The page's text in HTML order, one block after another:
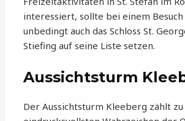
interessiert, sollte bei einem Besuch
unbedingt auch das Schloss St.
Stiefing auf seine Liste setzen.
Aussichtsturm
Der Aussichtsturm Kleeberg zählt zu